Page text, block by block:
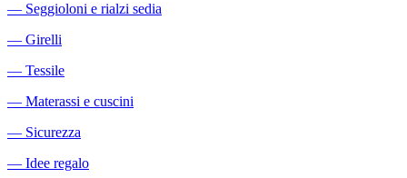
― Seggioloni e rialzi sedia
― Girelli
― Tessile
― Materassi e cuscini
― Sicurezza
― Idee regalo